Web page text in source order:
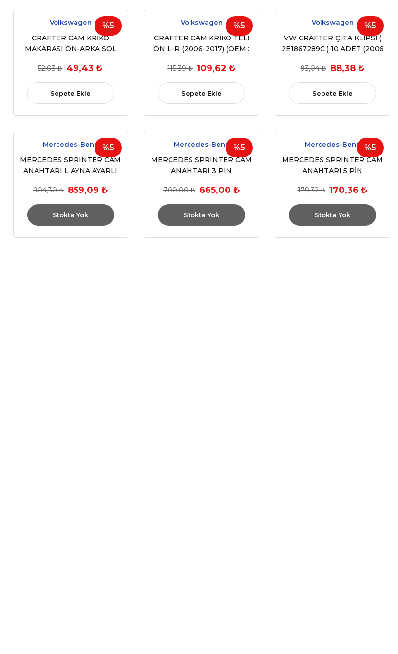
%5
Volkswagen
CRAFTER CAM KRİKO
MAKARASI ÖN-ARKA SOL
2E0837401, A9067200046
Uyumlu)
52,03 ₺ 49,43 ₺
Sepete Ekle
%5
Volkswagen
CRAFTER CAM KRİKO TELİ
ÖN L-R (2006-2017) (OEM :
115,39 ₺ 109,62 ₺
Sepete Ekle
%5
Volkswagen
VW CRAFTER ÇITA KLİPSİ (
2E1867289C ) 10 ADET (2006
93,04 ₺ 88,38 ₺
Sepete Ekle
%5
Mercedes-Benz
MERCEDES SPRINTER CAM
ANAHTARI L AYNA AYARLI
904,30 ₺ 859,09 ₺
Stokta Yok
%5
Mercedes-Benz
MERCEDES SPRINTER CAM
ANAHTARI 3 PIN
700,00 ₺ 665,00 ₺
Stokta Yok
%5
Mercedes-Benz
MERCEDES SPRINTER CAM
ANAHTARI 5 PİN
179,32 ₺ 170,36 ₺
Stokta Yok